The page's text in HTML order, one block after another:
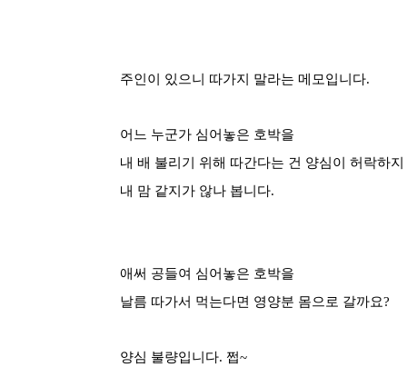
주인이 있으니 따가지 말라는 메모입니다.
어느 누군가 심어놓은 호박을
내 배 불리기 위해 따간다는 건 양심이 허락하
내 맘 같지가 않나 봅니다.
애써 공들여 심어놓은 호박을
날름 따가서 먹는다면 영양분 몸으로 갈까요?
양심 불량입니다. 쩝~